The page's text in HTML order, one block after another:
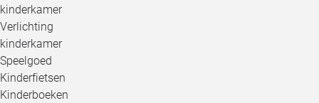
kinderkamer
Verlichting
kinderkamer
Speelgoed
Kinderfietsen
Kinderboeken